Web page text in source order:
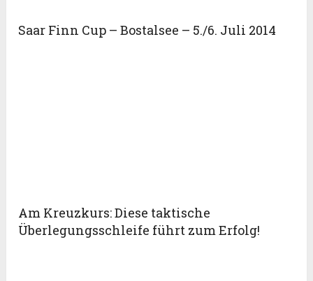
Saar Finn Cup – Bostalsee – 5./6. Juli 2014
Am Kreuzkurs: Diese taktische
Überlegungsschleife führt zum Erfolg!